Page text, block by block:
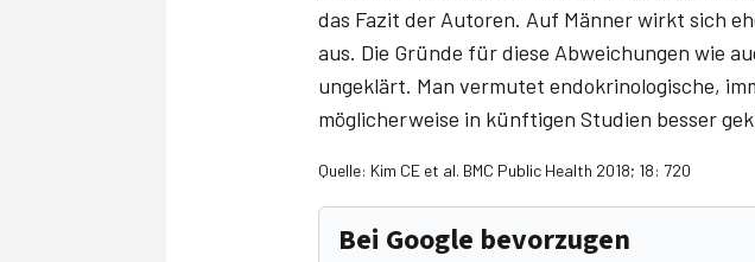
das Fazit der Autoren. Auf Männer wirkt sich
aus. Die Gründe für diese Abweichungen wie
ungeklärt. Man vermutet endokrinologische,
möglicherweise in künftigen Studien besser
Quelle: Kim CE et al. BMC Public Health 2018; 18: 720
Bei Google bevorzugen